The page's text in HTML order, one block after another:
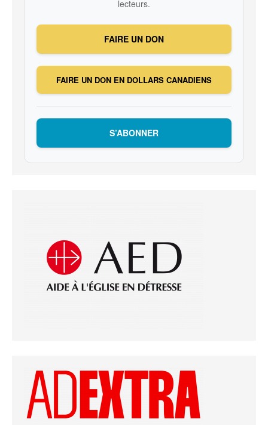
lecteurs.
FAIRE UN DON
FAIRE UN DON EN DOLLARS CANADIENS
S’ABONNER